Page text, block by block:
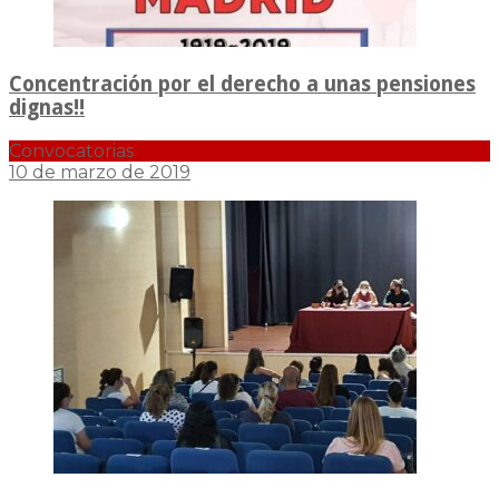
Concentración por el derecho a unas pensiones
dignas!!
Convocatorias
10 de marzo de 2019